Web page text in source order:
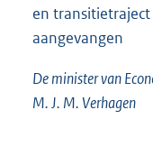
en
aangevangen
De minister van
M. J. M. Verhagen